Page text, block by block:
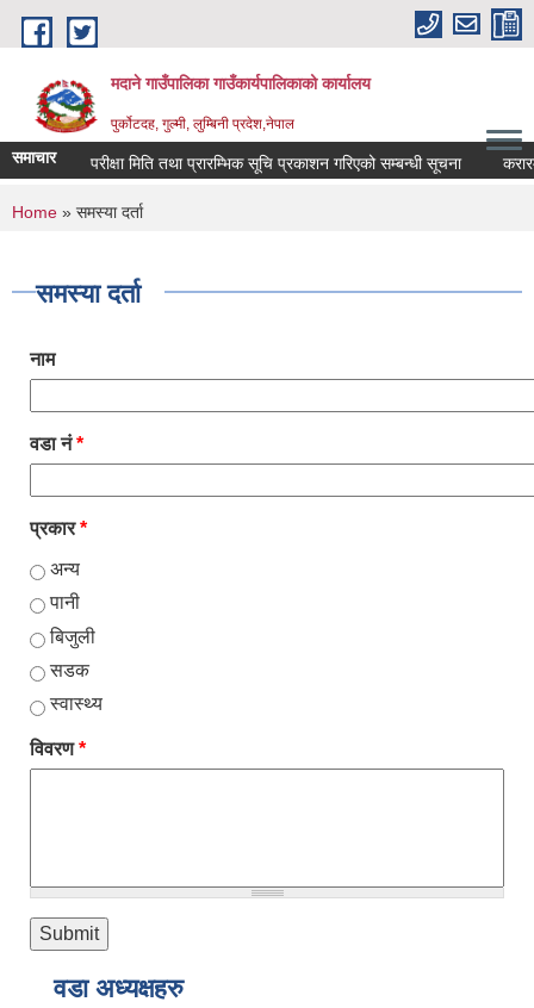
Skip to main content
मदाने गाउँपालिका गाउँकार्यपालिकाको कार्यालय
पुर्कोटदह, गुल्मी, लुम्बिनी प्रदेश,नेपाल
समाचार परीक्षा मिति तथा प्रारम्भिक सूचि प्रकाशन गरिएको सम्बन्धी सूचना
You are here
Home » समस्या दर्ता
समस्या दर्ता
नाम
वडा नं*
प्रकार*
अन्य
पानी
बिजुली
सडक
स्वास्थ्य
विवरण*
वडा अध्यक्षहरु